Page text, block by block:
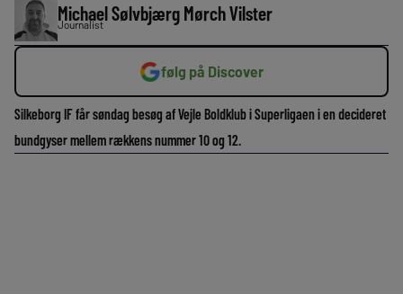
Michael Sølvbjærg Mørch Vilster
Journalist
følg på Discover
Silkeborg IF får søndag besøg af Vejle Boldklub i Superligaen i en decideret
bundgyser mellem rækkens nummer 10 og 12.